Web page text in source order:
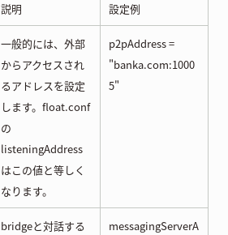
説明 設定例
一般的には、外部
からアクセスされ
るアドレスを設定
します。float.conf
の
listeningAddress
はこの値と等しく
なります。
p2pAddress =
"banka.com:1000
5"
bridgeと対話する
messagingServerA